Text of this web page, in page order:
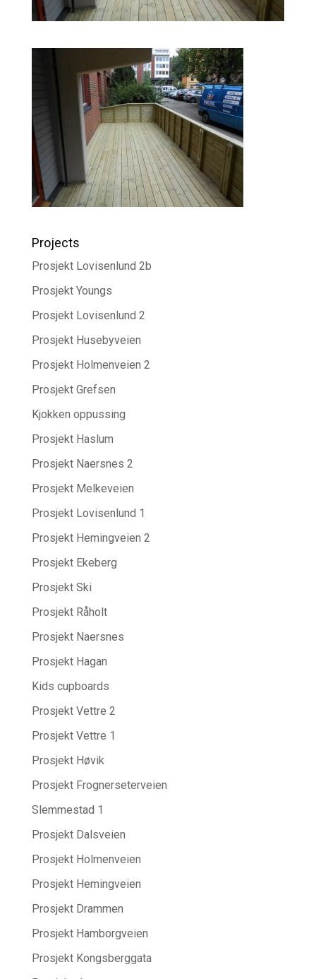
Projects
Prosjekt Lovisenlund 2b
Prosjekt Youngs
Prosjekt Lovisenlund 2
Prosjekt Husebyveien
Prosjekt Holmenveien 2
Prosjekt Grefsen
Kjokken oppussing
Prosjekt Haslum
Prosjekt Naersnes 2
Prosjekt Melkeveien
Prosjekt Lovisenlund 1
Prosjekt Hemingveien 2
Prosjekt Ekeberg
Prosjekt Ski
Prosjekt Råholt
Prosjekt Naersnes
Prosjekt Hagan
Kids cupboards
Prosjekt Vettre 2
Prosjekt Vettre 1
Prosjekt Høvik
Prosjekt Frognerseterveien
Slemmestad 1
Prosjekt Dalsveien
Prosjekt Holmenveien
Prosjekt Hemingveien
Prosjekt Drammen
Prosjekt Hamborgveien
Prosjekt Kongsberggata